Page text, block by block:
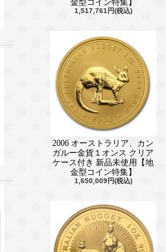
1,517,761円(税込)
2006 オーストラリア、カン
ガルー金貨１オンス クリア
ケース付き 新品未使用【地
金型コイン特集】
1,650,009円(税込)